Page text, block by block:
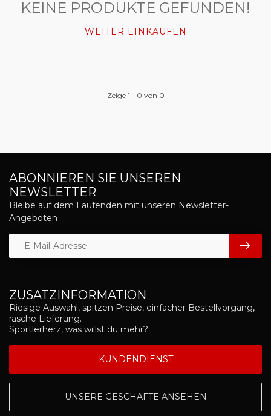
KEINE PRODUKTE GEFUNDEN!
WEITER EINKAUFEN
Zeige 1 - 0 von 0
ZUSATZINFORMATION
Riesige Auswahl, spitzen Preise, einfacher Bestellvorgang,
rasche Lieferung.
Sportlerherz, was willst du mehr?
KUNDENDIENST
UNSERE GESCHÄFTE ANSEHEN
ABONNIEREN SIE UNSEREN
NEWSLETTER
Bleibe auf dem Laufenden mit unseren Newsletter-
Angeboten